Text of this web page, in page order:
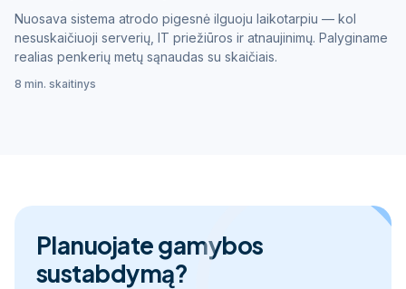
Nuosava sistema atrodo pigesnė ilguoju laikotarpiu — kol
nesuskaičiuoji serverių, IT priežiūros ir atnaujinimų. Palyginame
realias penkerių metų sąnaudas su skaičiais.
8 min. skaitinys
Planuojate gamybos
sustabdymą?